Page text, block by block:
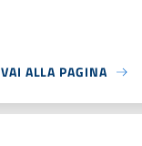
VAI ALLA PAGINA